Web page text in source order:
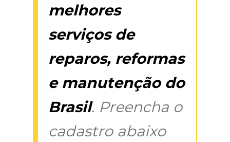
melhores
serviços de
reparos, reformas
e manutenção do
Brasil. Preencha o
cadastro abaixo